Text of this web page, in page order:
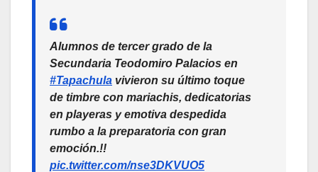
Alumnos de tercer grado de la
Secundaria Teodomiro Palacios en
#Tapachula vivieron su último toque
de timbre con mariachis, dedicatorias
en playeras y emotiva despedida
rumbo a la preparatoria con gran
emoción.!!
pic.twitter.com/nse3DKVUO5